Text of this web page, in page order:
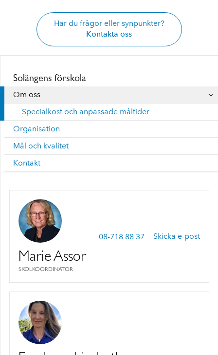
Har du frågor eller synpunkter?
Kontakta oss
Solängens förskola
Om oss
Specialkost och anpassade måltider
Organisation
Mål och kvalitet
Kontakt
Marie Assor
SKOLKOORDINATOR
08-718 88 37 Skicka e-post